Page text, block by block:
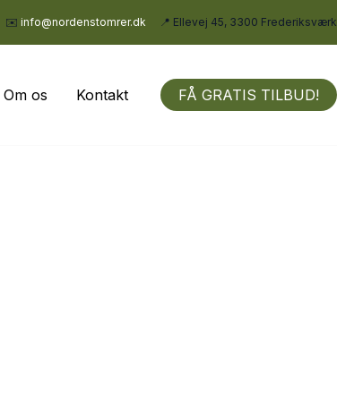
✉️ info@nordenstomrer.dk 📍 Ellevej 45, 3300 Frederiksværk
Om os Kontakt FÅ GRATIS TILBUD!